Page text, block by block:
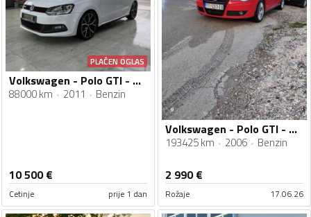
PLAĆEN OGLAS
Volkswagen - Polo GTI - DSG
88000 km 2011 Benzin
10 500€
Cetinje prije 1 dan
Volkswagen - Polo GTI - GTI 1.8 turbo
193425 km 2006 Benzin
2 990€
Rožaje 17.06.26